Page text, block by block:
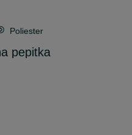
Poliester
pepitka